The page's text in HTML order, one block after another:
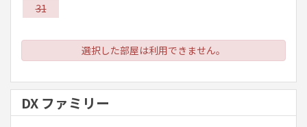
31
選択した部屋は利用できません。
DX ファミリー